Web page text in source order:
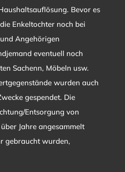
Bevor es
Enkeltochter noch bei
Angehörigen
eventuell noch
Sachenn, Möbeln usw.
wurden auch
gespendet. Die
Entsorgung von
Jahre angesammelt
gebraucht wurden,